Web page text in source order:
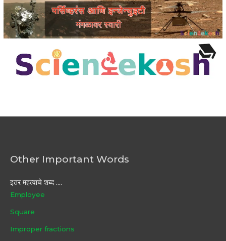
Other Important Words
इतर महत्वाचे शब्द ....
Employee
Square
Improper fractions